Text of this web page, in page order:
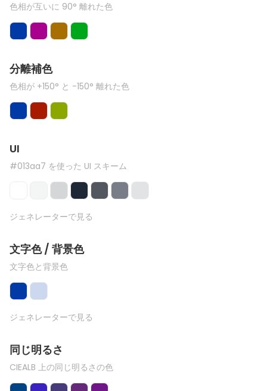
色相が互いに 90° 離れた色
分離補色
色相が +150° と -150° 離れた色
UI
#013aa7 を使った UI スキーム
ジェネレーターで見る
文字色 / 背景色
文字色と背景色
ジェネレーターで見る
同じ明るさ
CIEALB 上の同じ明るさの色